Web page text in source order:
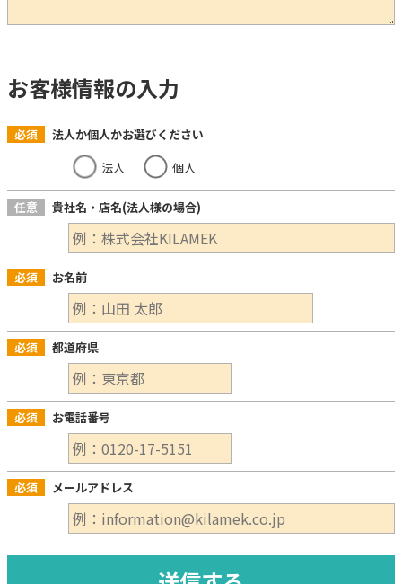
お客様情報の入力
必須
法人か個人かお選びください
法人
個人
任意 貴社名・店名(法人様の場合)
必須 お名前
必須 都道府県
必須 お電話番号
必須 メールアドレス